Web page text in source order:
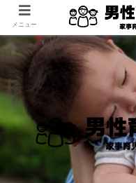
メニュー